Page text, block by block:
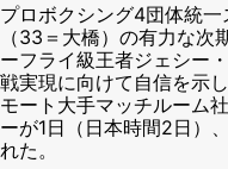
プロボクシング4団体統
（33＝大橋）の有力な
ーフライ級王者ジェシー
戦実現に向けて自信を示
モート大手マッチルーム
ーが1日（日本時間2日）
れた。